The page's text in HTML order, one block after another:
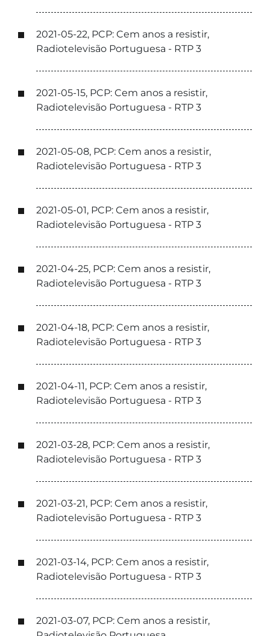
2021-05-22, PCP: Cem anos a resistir,
Radiotelevisão Portuguesa - RTP 3
2021-05-15, PCP: Cem anos a resistir,
Radiotelevisão Portuguesa - RTP 3
2021-05-08, PCP: Cem anos a resistir,
Radiotelevisão Portuguesa - RTP 3
2021-05-01, PCP: Cem anos a resistir,
Radiotelevisão Portuguesa - RTP 3
2021-04-25, PCP: Cem anos a resistir,
Radiotelevisão Portuguesa - RTP 3
2021-04-18, PCP: Cem anos a resistir,
Radiotelevisão Portuguesa - RTP 3
2021-04-11, PCP: Cem anos a resistir,
Radiotelevisão Portuguesa - RTP 3
2021-03-28, PCP: Cem anos a resistir,
Radiotelevisão Portuguesa - RTP 3
2021-03-21, PCP: Cem anos a resistir,
Radiotelevisão Portuguesa - RTP 3
2021-03-14, PCP: Cem anos a resistir,
Radiotelevisão Portuguesa - RTP 3
2021-03-07, PCP: Cem anos a resistir,